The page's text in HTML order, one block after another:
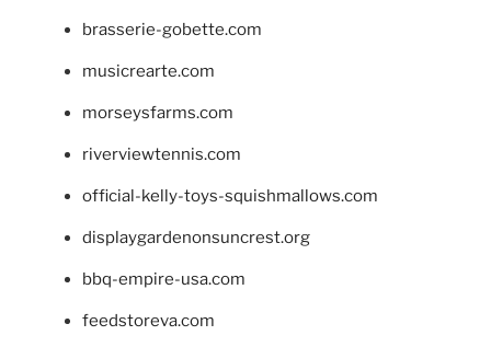
brasserie-gobette.com
musicrearte.com
morseysfarms.com
riverviewtennis.com
official-kelly-toys-squishmallows.com
displaygardenonsuncrest.org
bbq-empire-usa.com
feedstoreva.com